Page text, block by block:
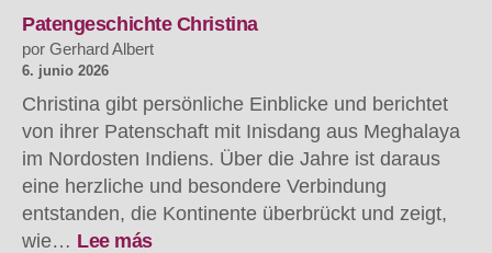
Wochen
–
Besuch
von
Pfarrer
Manbha
aus
Patengeschichte Christina
por Gerhard Albert
6. junio 2026
Christina gibt persönliche Einblicke und berichtet
von ihrer Patenschaft mit Inisdang aus Meghalaya
im Nordosten Indiens. Über die Jahre ist daraus
eine herzliche und besondere Verbindung
entstanden, die Kontinente überbrückt und zeigt,
wie… Lee más: